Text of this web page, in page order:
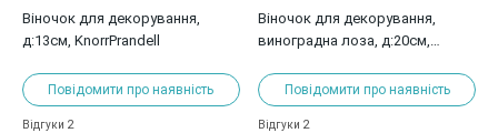
Віночок для декорування,
д:13см, KnorrPrandell
Повідомити про наявність
Відгуки 2
Віночок для декорування,
виноградна лоза, д:20см,
Повідомити про наявність
Відгуки 2